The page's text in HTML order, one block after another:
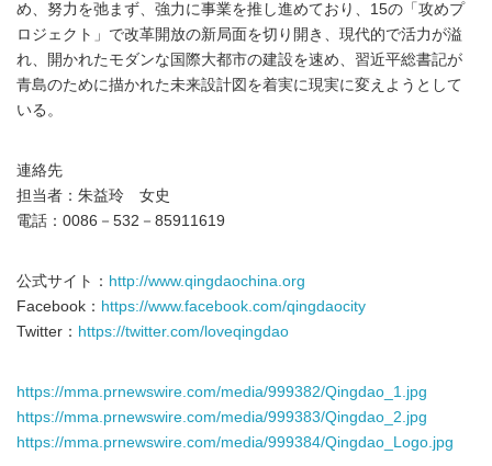
め、努力を弛まず、強力に事業を推し進めており、15の「攻めプ
ロジェクト」で改革開放の新局面を切り開き、現代的で活力が溢
れ、開かれたモダンな国際大都市の建設を速め、習近平総書記が
青島のために描かれた未来設計図を着実に現実に変えようとして
いる。
連絡先
担当者：朱益玲 女史
電話：0086－532－85911619
公式サイト： http://www.qingdaochina.org
Facebook： https://www.facebook.com/qingdaocity
Twitter： https://twitter.com/loveqingdao
https://mma.prnewswire.com/media/999382/Qingdao_1.jpg
https://mma.prnewswire.com/media/999383/Qingdao_2.jpg
https://mma.prnewswire.com/media/999384/Qingdao_Logo.jpg